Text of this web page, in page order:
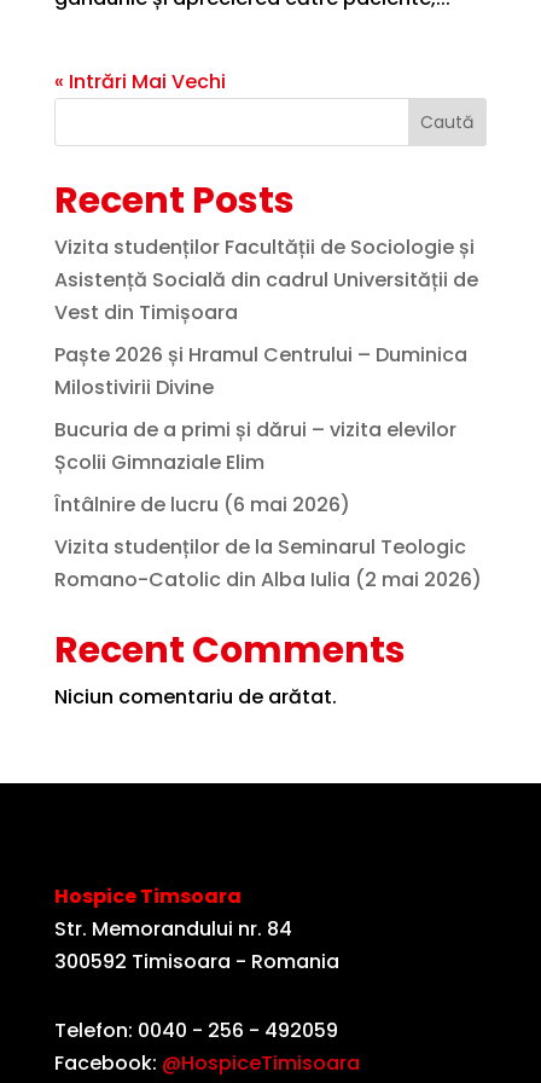
« Intrări Mai Vechi
Caută
Recent Posts
Vizita studenților Facultății de Sociologie și
Asistență Socială din cadrul Universității de
Vest din Timișoara
Paște 2026 și Hramul Centrului – Duminica
Milostivirii Divine
Bucuria de a primi și dărui – vizita elevilor
Școlii Gimnaziale Elim
Întâlnire de lucru (6 mai 2026)
Vizita studenților de la Seminarul Teologic
Romano-Catolic din Alba Iulia (2 mai 2026)
Recent Comments
Niciun comentariu de arătat.
Hospice Timsoara
Str. Memorandului nr. 84
300592 Timisoara - Romania
Telefon: 0040 - 256 - 492059
Facebook: @HospiceTimisoara